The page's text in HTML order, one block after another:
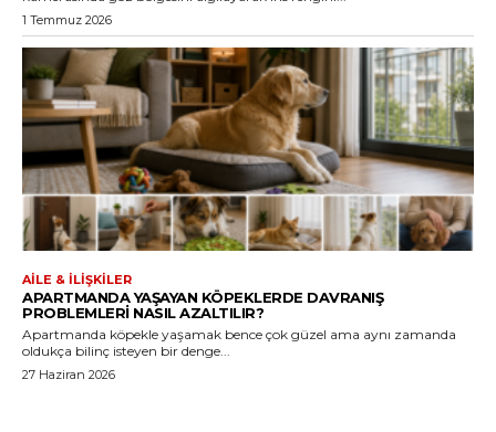
1 Temmuz 2026
AILE & İLIŞKILER
APARTMANDA YAŞAYAN KÖPEKLERDE DAVRANIŞ
PROBLEMLERI NASIL AZALTILIR?
Apartmanda köpekle yaşamak bence çok güzel ama aynı zamanda
oldukça bilinç isteyen bir denge...
27 Haziran 2026